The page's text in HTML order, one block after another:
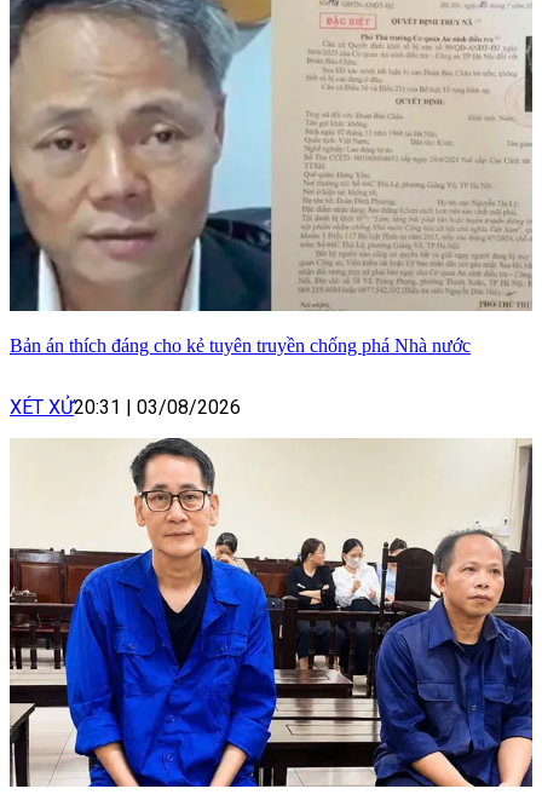
Bản án thích đáng cho kẻ tuyên truyền chống phá Nhà nước
XÉT XỬ20:31 03/08/2026